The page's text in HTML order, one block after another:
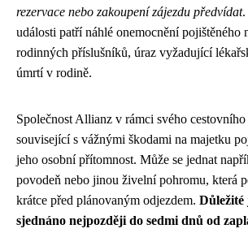
rezervace nebo zakoupení zájezdu předvídat.
události patří náhlé onemocnění pojištěného
rodinných příslušníků, úraz vyžadující
úmrtí v rodině.
Společnost Allianz v rámci svého
související s vážnými škodami na majetku
jeho osobní přítomnost. Může se jednat
povodeň nebo jinou živelní pohromu, která
krátce před plánovaným odjezdem. Důležité
sjednáno nejpozději do sedmi dnů od